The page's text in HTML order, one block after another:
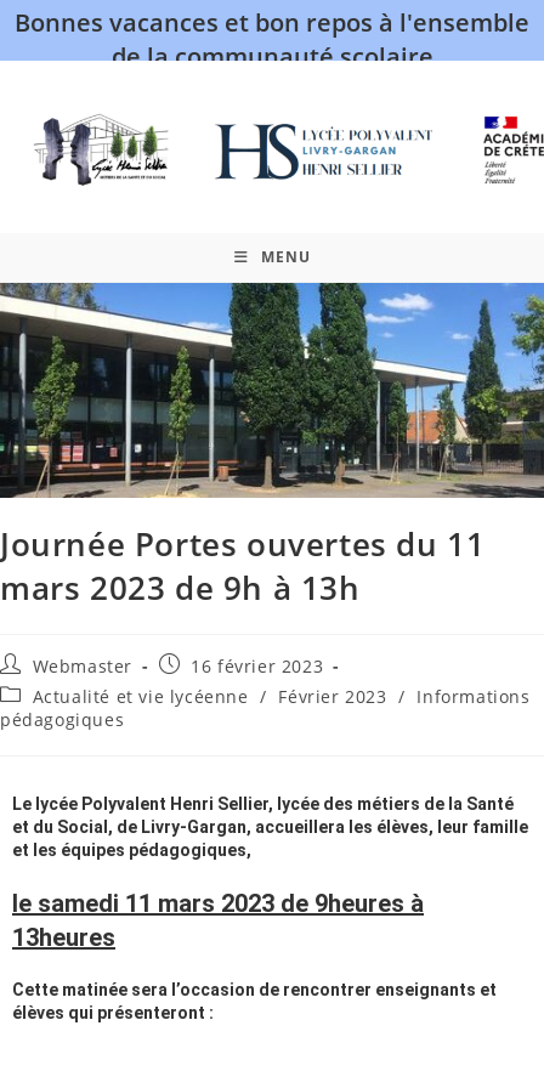
Bonnes vacances et bon repos à l'ensemble
de la communauté scolaire
MENU
Journée Portes ouvertes du 11
mars 2023 de 9h à 13h
Webmaster
16 février 2023
Actualité et vie lycéenne / Février 2023 / Informations
pédagogiques
Le lycée Polyvalent Henri Sellier, lycée des métiers de la Santé
et du Social, de Livry-Gargan, accueillera les élèves, leur famille
et les équipes pédagogiques,
le samedi 11 mars 2023 de 9heures à
13heures
Cette matinée sera l’occasion de rencontrer enseignants et
élèves qui présenteront :